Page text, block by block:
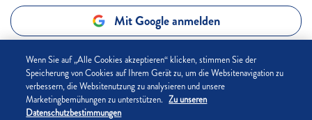
Mit Google anmelden
Noch nicht registriert?
Wenn Sie auf „Alle Cookies akzeptieren“ klicken, stimmen Sie der
Speicherung von Cookies auf Ihrem Gerät zu, um die Websitenavigation zu
verbessern, die Websitenutzung zu analysieren und unsere
Marketingbemühungen zu unterstützen. Zu unseren
Datenschutzbestimmungen